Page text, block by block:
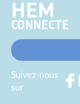
HEM
CONNECTE
Suivez-nous
sur